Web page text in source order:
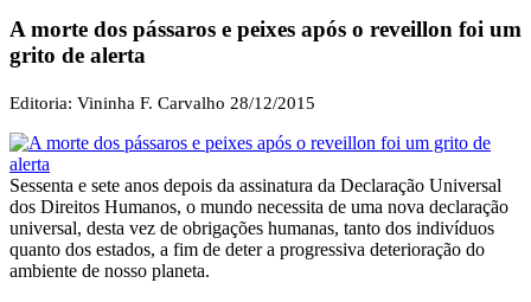
A morte dos pássaros e peixes após o reveillon foi um
grito de alerta
Editoria: Vininha F. Carvalho 28/12/2015
Sessenta e sete anos depois da assinatura da Declaração Universal
dos Direitos Humanos, o mundo necessita de uma nova declaração
universal, desta vez de obrigações humanas, tanto dos indivíduos
quanto dos estados, a fim de deter a progressiva deterioração do
ambiente de nosso planeta.